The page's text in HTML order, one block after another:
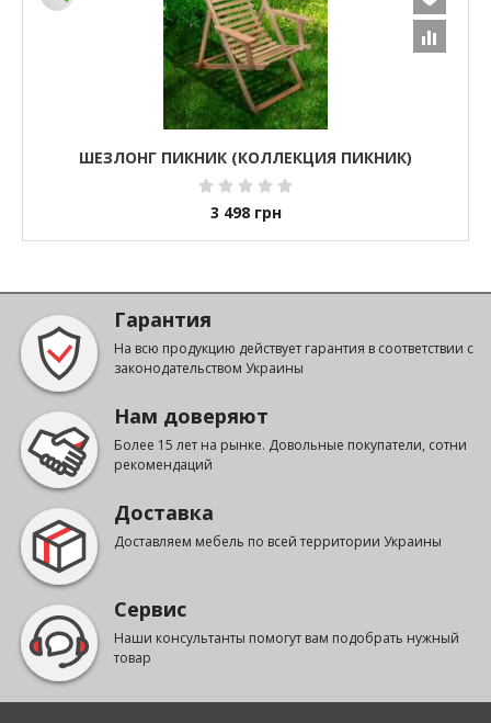
ШЕЗЛОНГ ПИКНИК (КОЛЛЕКЦИЯ ПИКНИК)
3 498 грн
Гарантия
На всю продукцию действует гарантия в соответствии с
законодательством Украины
Нам доверяют
Более 15 лет на рынке. Довольные покупатели, сотни
рекомендаций
Доставка
Доставляем мебель по всей территории Украины
Сервис
Наши консультанты помогут вам подобрать нужный
товар